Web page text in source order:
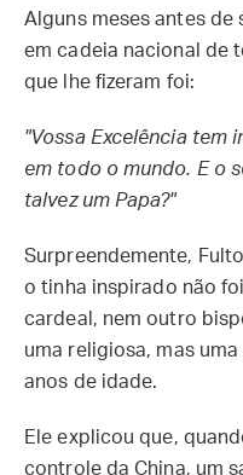
Alguns meses antes
em cadeia nacional de
que lhe fizeram foi:
"Vossa Excelência tem
em todo o mundo. E o
talvez um Papa?"
Surpreendemente,
o tinha inspirado não
cardeal, nem outro
uma religiosa, mas
anos de idade.
Ele explicou que,
controle da China, um